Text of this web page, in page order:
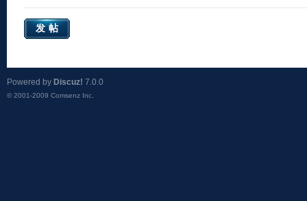
发帖
Powered by Discuz! 7.0.0
© 2001-2009 Comsenz Inc.